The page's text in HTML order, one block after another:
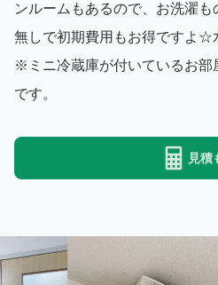
ンルームもあるので、お洗濯
無しで初期費用もお得ですよ☆
※ミニ冷蔵庫が付いているお部
です。
見積